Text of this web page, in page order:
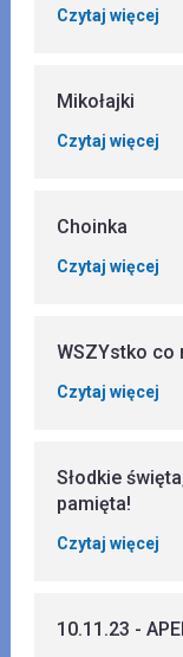
Czytaj więcej
Mikołajki
Czytaj więcej
Choinka
Czytaj więcej
WSZYstko co
Czytaj więcej
Słodkie
pamięta!
Czytaj więcej
10.11.23 -